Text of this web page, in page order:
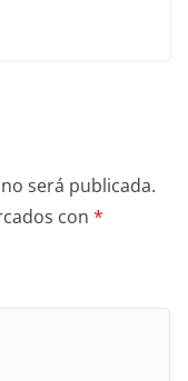
será publicada.
con *